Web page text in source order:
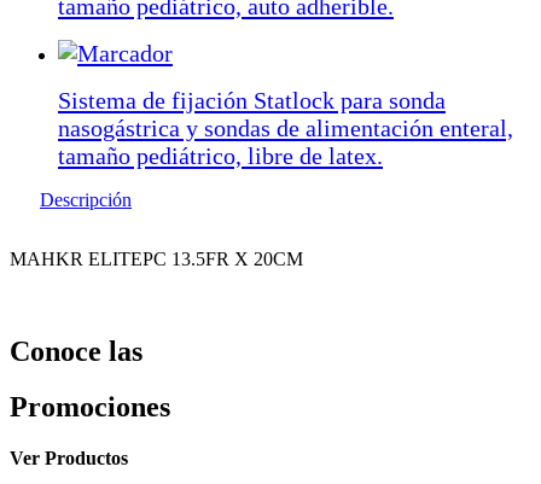
tamaño pediátrico, auto adherible.
Sistema de fijación Statlock para sonda
nasogástrica y sondas de alimentación enteral,
tamaño pediátrico, libre de latex.
Descripción
MAHKR ELITEPC 13.5FR X 20CM
Conoce las
Promociones
Ver Productos